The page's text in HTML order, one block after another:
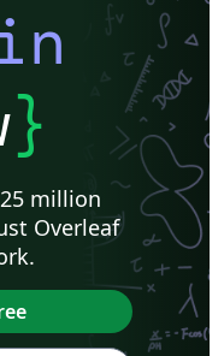
}
million
Overleaf